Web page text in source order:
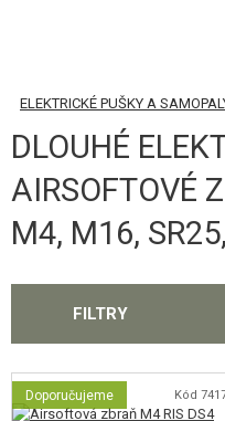
KATEGORIE
AIRSOFTOVÉ ZBRANĚ
AIRSOFT PISTOLE
AIRSOFT REVOLVERY
ELEKTRICKÉ PUŠKY
AK ELEKTRICKÉ
ELEKTRICKÉ PUŠKY A
DLOUHÉ
AIRSOFTOVÉ
M4, M16,
FILTRY
Doporučujeme Kód